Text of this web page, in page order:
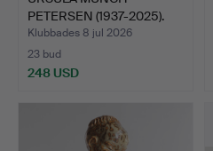
PETERSEN (1937-2025).
"Ursula…
Klubbades 8 jul 2026
23 bud
248 USD